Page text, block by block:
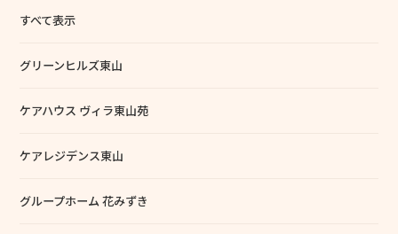
すべて表示
グリーンヒルズ東山
ケアハウス ヴィラ東山苑
ケアレジデンス東山
グループホーム 花みずき